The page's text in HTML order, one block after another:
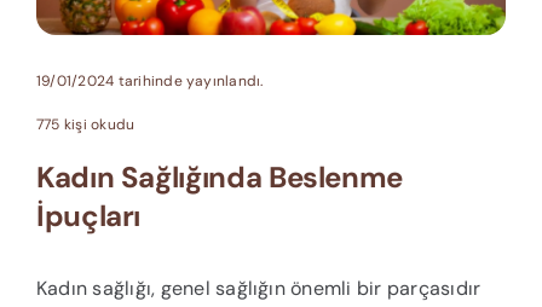
19/01/2024 tarihinde yayınlandı.
775 kişi okudu
Kadın Sağlığında Beslenme
İpuçları
Kadın sağlığı, genel sağlığın önemli bir parçasıdır